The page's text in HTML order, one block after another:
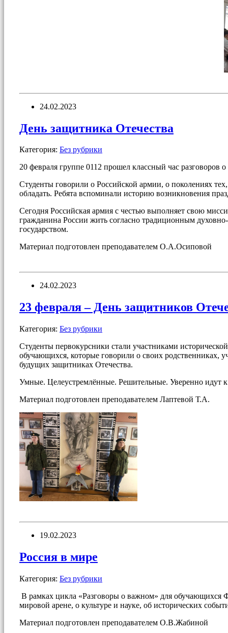
24.02.2023
День защитника Отечества
Категория: Без рубрики
20 февраля группе 0112 прошел классный час разговоров
Студенты говорили о Российской армии, о поколениях
обладать. Ребята вспоминали историю возникновения
Сегодня Российская армия с честью выполняет свою
гражданина России жить согласно традиционным
государством.
Материал подготовлен преподавателем О.А.Осиповой
24.02.2023
23 февраля – День защитников
Категория: Без рубрики
Студенты первокурсники стали участниками
обучающихся, которые говорили о своих родственниках,
будущих защитниках Отечества.
Умные. Целеустремлённые. Решительные. Уверенно идут
Материал подготовлен преподавателем Лаптевой Т.А.
19.02.2023
Россия в мире
Категория: Без рубрики
В рамках цикла «Разговоры о важном» для обучающихся
мировой арене, о культуре и науке, об исторических
Материал подготовлен преподавателем О.В.Жабиной